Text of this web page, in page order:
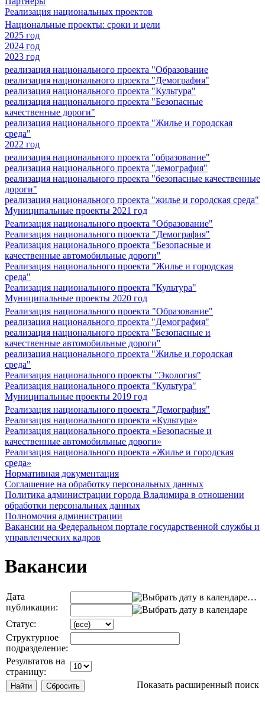
Реализация национальных проектов
Национальные проекты: сроки и цели
2025 год
2024 год
2023 год
реализация национального проекта "Образование
реализация национального проекта "Демография"
реализация национального проекта "Культура"
реализация национального проекта "Безопасные
качественные дороги"
реализация национального проекта "Жилье и городская
среда"
2022 год
реализация национального проекта "образование"
реализация национального проекта "демография"
реализация национального проекта "безопасные качественные
дороги"
реализация национального проекта "жилье и городская среда"
Муниципальные проекты 2021 год
Реализация национального проекта "Образование"
Реализация национального проекта "Демография"
Реализация национального проекта "Безопасные и
качественные автомобильные дороги"
Реализация национального проекта "Жилье и городская
среда"
Реализация национального проекта "Культура"
Муниципальные проекты 2020 год
Реализация национального проекта "Образование"
реализация национального проекта "Демография"
реализация национального проекта "Безопасные и
качественные автомобильные дороги"
реализация национального проекта "Жилье и городская
среда"
Реализация национального проекты "Экология"
Реализация национального проекта "Культура"
Муниципальные проекты 2019 год
Реализация национального проекта "Демография"
Реализация национального проекта «Культура»
Реализация национального проекта «Безопасные и
качественные автомобильные дороги»
Реализация национального проекта «Жилье и городская
среда»
Нормативная документация
Соглашение на обработку персональных данных
Политика администрации города Владимира в отношении
обработки персональных данных
Полномочия администрации
Вакансии на Федеральном портале государственной службы и
управленческих кадров
Вакансии
Дата
публикации:
…
Статус:
Структурное
подразделение:
Результатов на
страницу:
Показать расширенный поиск